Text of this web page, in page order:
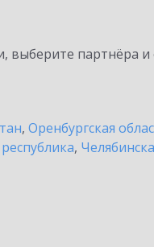
партнёра
, Оренбургская
,